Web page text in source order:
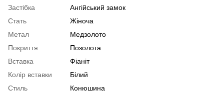
Застібка
Ангійський замок
Стать
Жіноча
Метал
Медзолото
Покриття
Позолота
Вставка
Фіаніт
Колір вставки
Білий
Стиль
Конюшина